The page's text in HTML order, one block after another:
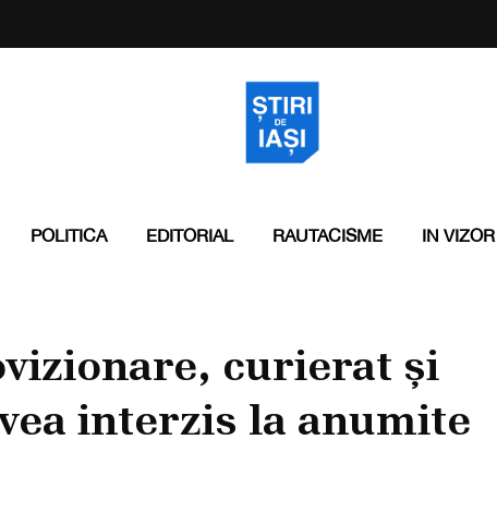
POLITICA EDITORIAL RAUTACISME IN VIZOR
curierat și
interzis la anumite